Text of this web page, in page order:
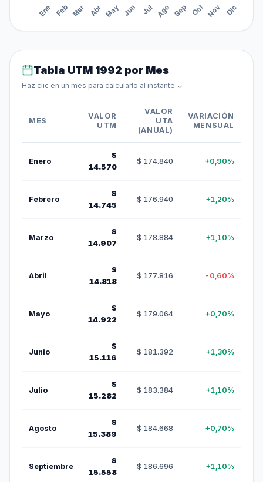
Tabla UTM 1992 por Mes
Haz clic en un mes para calcularlo al instante ↓
MES
VALOR
UTM
VALOR
UTA
(ANUAL)
VARIACIÓN
MENSUAL
Enero
$
14.570
$ 174.840 +0,90%
Febrero
$
14.745
$ 176.940 +1,20%
Marzo
$
14.907
$ 178.884 +1,10%
Abril
$
14.818
$ 177.816 -0,60%
Mayo
$
14.922
$ 179.064 +0,70%
Junio
$
15.116
$ 181.392 +1,30%
Julio
$
15.282
$ 183.384 +1,10%
Agosto
$
15.389
$ 184.668 +0,70%
Septiembre
$
15.558
$ 186.696 +1,10%